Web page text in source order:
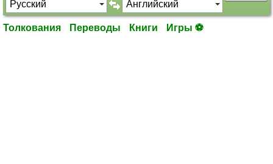
Толкования Переводы Книги Игры ⚽